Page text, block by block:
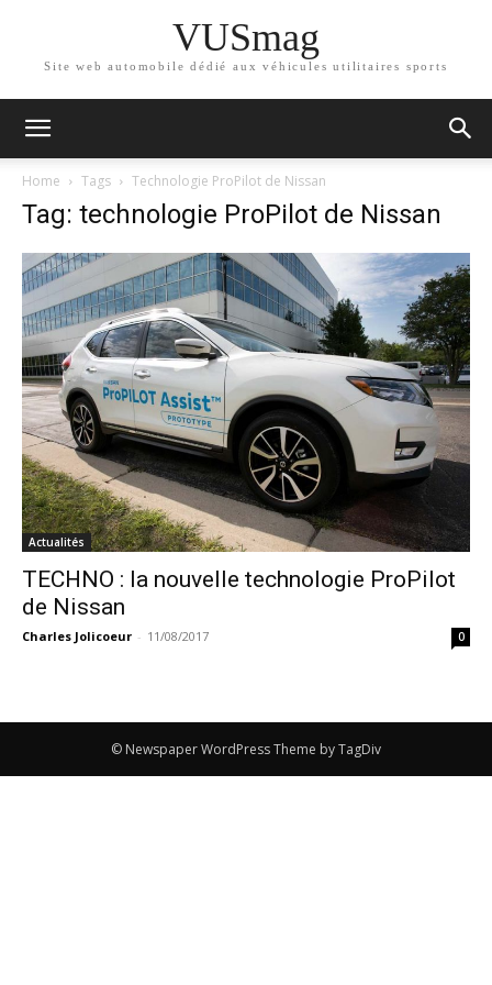
VUSmag
Site web automobile dédié aux véhicules utilitaires sports
Home Tags Technologie ProPilot de Nissan
Tag: technologie ProPilot de Nissan
Actualités
TECHNO : la nouvelle technologie ProPilot
de Nissan
Charles Jolicoeur - 11/08/2017 0
© Newspaper WordPress Theme by TagDiv